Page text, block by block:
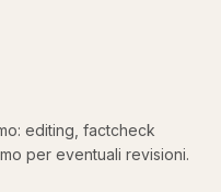
editing, factcheck
per eventuali revisioni.